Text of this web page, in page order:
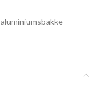
aluminiumsbakke